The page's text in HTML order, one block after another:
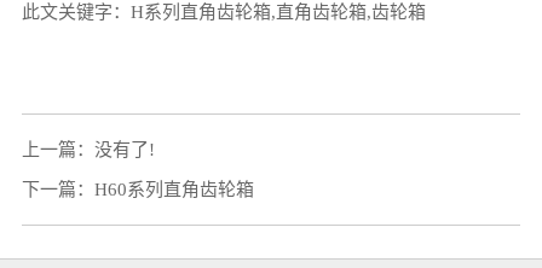
此文关键字：H系列直角齿轮箱,直角齿轮箱,齿轮箱
上一篇：没有了!
下一篇： H60系列直角齿轮箱